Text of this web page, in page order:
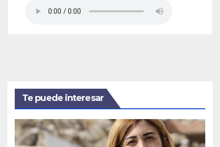
Te puede interesar